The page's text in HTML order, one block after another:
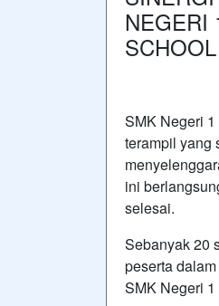
NEGERI
SCHOOL
SMK Negeri
terampil yang
ini
selesai.
Sebanyak 20
peserta
SMK Negeri